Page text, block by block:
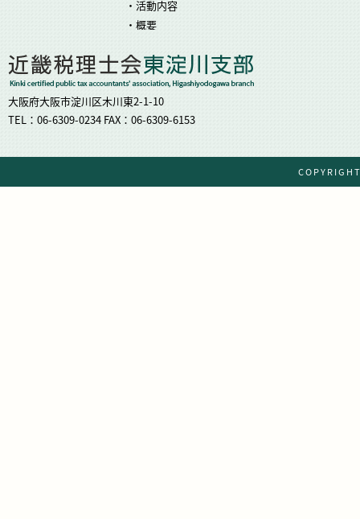
・活動内容
・概要
大阪府大阪市淀川区木川東2-1-10
TEL：06-6309-0234 FAX：06-6309-6153